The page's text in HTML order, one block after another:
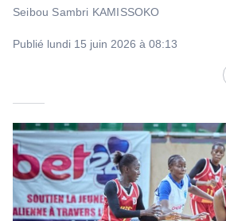
Seibou Sambri KAMISSOKO
Publié lundi 15 juin 2026 à 08:13